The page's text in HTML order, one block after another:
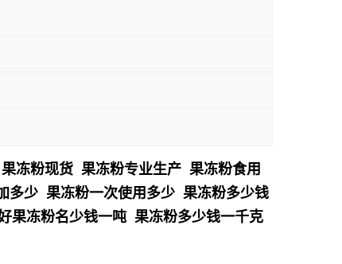
冻粉现货 果冻粉专业生产 果冻粉食用
少 果冻粉一次使用多少 果冻粉多少钱
果冻粉名少钱一吨 果冻粉多少钱一千克